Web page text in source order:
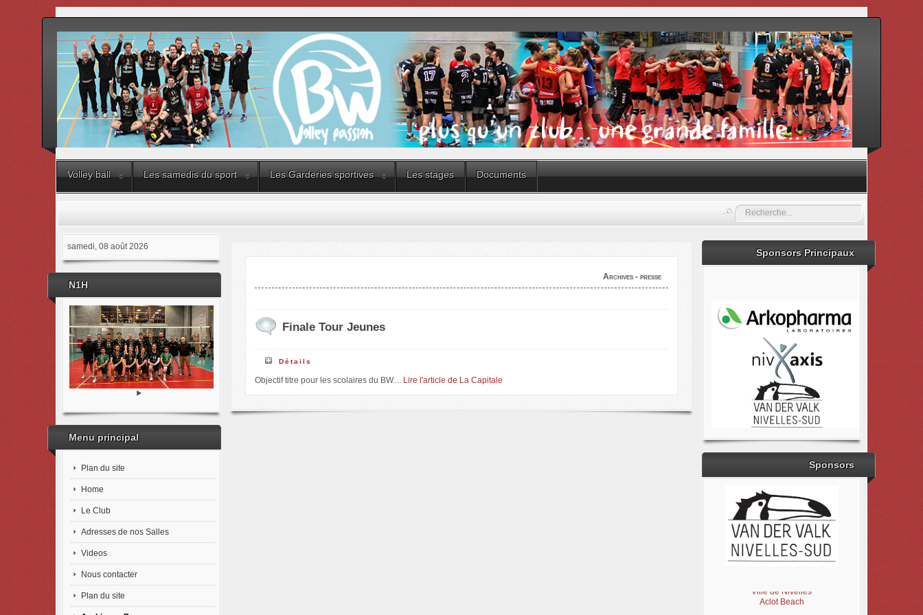
Volley ball Les samedis du sport Les Garderies sportives Les stages Documents
Rechercher
samedi, 08 août 2026
N1H
Menu principal
Plan du site
Home
Le Club
Adresses de nos Salles
Videos
Nous contacter
Plan du site
Archives - presse
Finale Tour Jeunes
Détails
Objectif titre pour les scolaires du BW.... Lire l'article de La Capitale
Sponsors Principaux
Sponsors
Aclot Beach